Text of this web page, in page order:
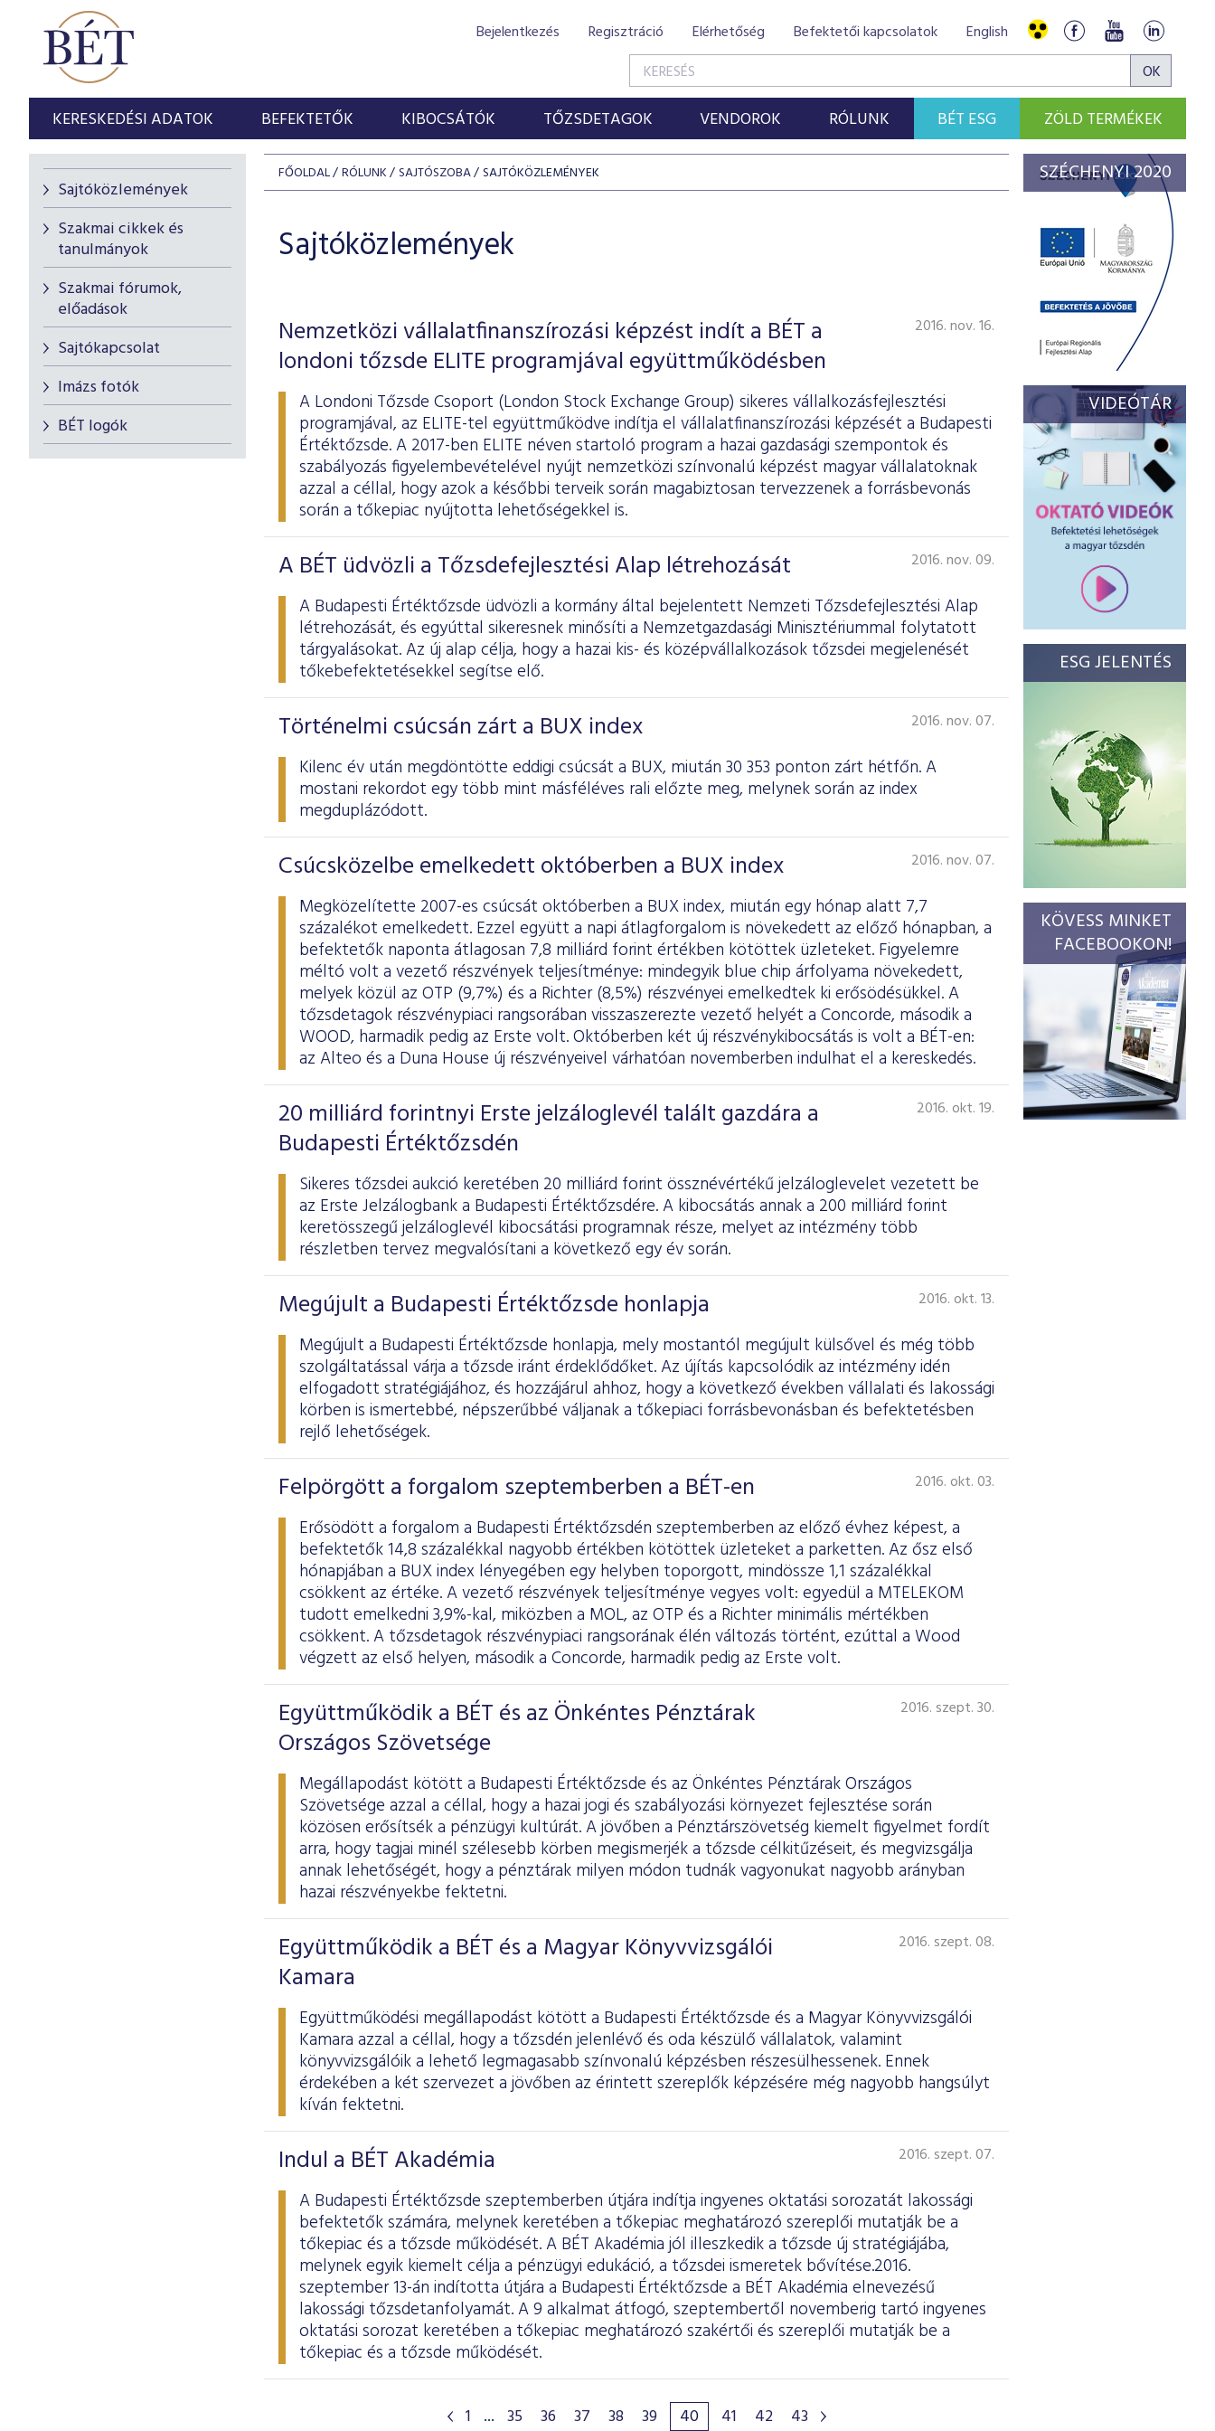
Bejelentkezés Regisztráció Elérhetőség Befektetői kapcsolatok English
KERESKEDÉSI ADATOK BEFEKTETŐK KIBOCSÁTÓK TŐZSDETAGOK VENDOROK RÓLUNK BÉT ESG ZÖLD TERMÉKEK
Sajtóközlemények
Szakmai cikkek és
tanulmányok
Szakmai fórumok,
előadások
Sajtókapcsolat
Imázs fotók
BÉT logók
FŐOLDAL RÓLUNK SAJTÓSZOBA SAJTÓKÖZLEMÉNYEK
Sajtóközlemények
Nemzetközi vállalatfinanszírozási képzést indít a BÉT a
londoni tőzsde ELITE programjával együttműködésben
2016. nov. 16.
A Londoni Tőzsde Csoport (London Stock Exchange Group) sikeres vállalkozásfejlesztési
programjával, az ELITE-tel együttműködve indítja el vállalatfinanszírozási képzését a Budapesti
Értéktőzsde. A 2017-ben ELITE néven startoló program a hazai gazdasági szempontok és
szabályozás figyelembevételével nyújt nemzetközi színvonalú képzést magyar vállalatoknak
azzal a céllal, hogy azok a későbbi terveik során magabiztosan tervezzenek a forrásbevonás
során a tőkepiac nyújtotta lehetőségekkel is.
A BÉT üdvözli a Tőzsdefejlesztési Alap létrehozását 2016. nov. 09.
A Budapesti Értéktőzsde üdvözli a kormány által bejelentett Nemzeti Tőzsdefejlesztési Alap
létrehozását, és egyúttal sikeresnek minősíti a Nemzetgazdasági Minisztériummal folytatott
tárgyalásokat. Az új alap célja, hogy a hazai kis- és középvállalkozások tőzsdei megjelenését
tőkebefektetésekkel segítse elő.
Történelmi csúcsán zárt a BUX index 2016. nov. 07.
Kilenc év után megdöntötte eddigi csúcsát a BUX, miután 30 353 ponton zárt hétfőn. A
mostani rekordot egy több mint másféléves rali előzte meg, melynek során az index
megduplázódott.
Csúcsközelbe emelkedett októberben a BUX index 2016. nov. 07.
Megközelítette 2007-es csúcsát októberben a BUX index, miután egy hónap alatt 7,7
százalékot emelkedett. Ezzel együtt a napi átlagforgalom is növekedett az előző hónapban, a
befektetők naponta átlagosan 7,8 milliárd forint értékben kötöttek üzleteket. Figyelemre
méltó volt a vezető részvények teljesítménye: mindegyik blue chip árfolyama növekedett,
melyek közül az OTP (9,7%) és a Richter (8,5%) részvényei emelkedtek ki erősödésükkel. A
tőzsdetagok részvénypiaci rangsorában visszaszerezte vezető helyét a Concorde, második a
WOOD, harmadik pedig az Erste volt. Októberben két új részvénykibocsátás is volt a BÉT-en:
az Alteo és a Duna House új részvényeivel várhatóan novemberben indulhat el a kereskedés.
20 milliárd forintnyi Erste jelzáloglevél talált gazdára a
Budapesti Értéktőzsdén
2016. okt. 19.
Sikeres tőzsdei aukció keretében 20 milliárd forint össznévértékű jelzáloglevelet vezetett be
az Erste Jelzálogbank a Budapesti Értéktőzsdére. A kibocsátás annak a 200 milliárd forint
keretösszegű jelzáloglevél kibocsátási programnak része, melyet az intézmény több
részletben tervez megvalósítani a következő egy év során.
Megújult a Budapesti Értéktőzsde honlapja 2016. okt. 13.
Megújult a Budapesti Értéktőzsde honlapja, mely mostantól megújult külsővel és még több
szolgáltatással várja a tőzsde iránt érdeklődőket. Az újítás kapcsolódik az intézmény idén
elfogadott stratégiájához, és hozzájárul ahhoz, hogy a következő években vállalati és lakossági
körben is ismertebbé, népszerűbbé váljanak a tőkepiaci forrásbevonásban és befektetésben
rejlő lehetőségek.
Felpörgött a forgalom szeptemberben a BÉT-en 2016. okt. 03.
Erősödött a forgalom a Budapesti Értéktőzsdén szeptemberben az előző évhez képest, a
befektetők 14,8 százalékkal nagyobb értékben kötöttek üzleteket a parketten. Az ősz első
hónapjában a BUX index lényegében egy helyben toporgott, mindössze 1,1 százalékkal
csökkent az értéke. A vezető részvények teljesítménye vegyes volt: egyedül a MTELEKOM
tudott emelkedni 3,9%-kal, miközben a MOL, az OTP és a Richter minimális mértékben
csökkent. A tőzsdetagok részvénypiaci rangsorának élén változás történt, ezúttal a Wood
végzett az első helyen, második a Concorde, harmadik pedig az Erste volt.
Együttműködik a BÉT és az Önkéntes Pénztárak
Országos Szövetsége
2016. szept. 30.
Megállapodást kötött a Budapesti Értéktőzsde és az Önkéntes Pénztárak Országos
Szövetsége azzal a céllal, hogy a hazai jogi és szabályozási környezet fejlesztése során
közösen erősítsék a pénzügyi kultúrát. A jövőben a Pénztárszövetség kiemelt figyelmet fordít
arra, hogy tagjai minél szélesebb körben megismerjék a tőzsde célkitűzéseit, és megvizsgálja
annak lehetőségét, hogy a pénztárak milyen módon tudnák vagyonukat nagyobb arányban
hazai részvényekbe fektetni.
Együttműködik a BÉT és a Magyar Könyvvizsgálói
Kamara
2016. szept. 08.
Együttműködési megállapodást kötött a Budapesti Értéktőzsde és a Magyar Könyvvizsgálói
Kamara azzal a céllal, hogy a tőzsdén jelenlévő és oda készülő vállalatok, valamint
könyvvizsgálóik a lehető legmagasabb színvonalú képzésben részesülhessenek. Ennek
érdekében a két szervezet a jövőben az érintett szereplők képzésére még nagyobb hangsúlyt
kíván fektetni.
Indul a BÉT Akadémia 2016. szept. 07.
A Budapesti Értéktőzsde szeptemberben útjára indítja ingyenes oktatási sorozatát lakossági
befektetők számára, melynek keretében a tőkepiac meghatározó szereplői mutatják be a
tőkepiac és a tőzsde működését. A BÉT Akadémia jól illeszkedik a tőzsde új stratégiájába,
melynek egyik kiemelt célja a pénzügyi edukáció, a tőzsdei ismeretek bővítése.2016.
szeptember 13-án indította útjára a Budapesti Értéktőzsde a BÉT Akadémia elnevezésű
lakossági tőzsdetanfolyamát. A 9 alkalmat átfogó, szeptembertől novemberig tartó ingyenes
oktatási sorozat keretében a tőkepiac meghatározó szakértői és szereplői mutatják be a
tőkepiac és a tőzsde működését.
1 ... 35 36 37 38 39 40 41 42 43
SZÉCHENYI 2020
VIDEÓTÁR
ESG JELENTÉS
KÖVESS MINKET
FACEBOOKON!